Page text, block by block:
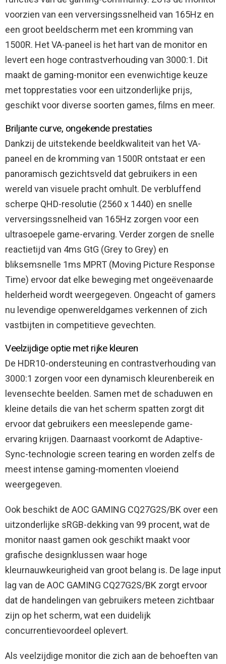
voorzien van een verversingssnelheid van 165Hz en
een groot beeldscherm met een kromming van
1500R. Het VA-paneel is het hart van de monitor en
levert een hoge contrastverhouding van 3000:1. Dit
maakt de gaming-monitor een evenwichtige keuze
met topprestaties voor een uitzonderlijke prijs,
geschikt voor diverse soorten games, films en meer.
Briljante curve, ongekende prestaties
Dankzij de uitstekende beeldkwaliteit van het VA-
paneel en de kromming van 1500R ontstaat er een
panoramisch gezichtsveld dat gebruikers in een
wereld van visuele pracht omhult. De verbluffend
scherpe QHD-resolutie (2560 x 1440) en snelle
verversingssnelheid van 165Hz zorgen voor een
ultrasoepele game-ervaring. Verder zorgen de snelle
reactietijd van 4ms GtG (Grey to Grey) en
bliksemsnelle 1ms MPRT (Moving Picture Response
Time) ervoor dat elke beweging met ongeëvenaarde
helderheid wordt weergegeven. Ongeacht of gamers
nu levendige openwereldgames verkennen of zich
vastbijten in competitieve gevechten.
Veelzijdige optie met rijke kleuren
De HDR10-ondersteuning en contrastverhouding van
3000:1 zorgen voor een dynamisch kleurenbereik en
levensechte beelden. Samen met de schaduwen en
kleine details die van het scherm spatten zorgt dit
ervoor dat gebruikers een meeslepende game-
ervaring krijgen. Daarnaast voorkomt de Adaptive-
Sync-technologie screen tearing en worden zelfs de
meest intense gaming-momenten vloeiend
weergegeven.
Ook beschikt de AOC GAMING CQ27G2S/BK over een
uitzonderlijke sRGB-dekking van 99 procent, wat de
monitor naast gamen ook geschikt maakt voor
grafische designklussen waar hoge
kleurnauwkeurigheid van groot belang is. De lage input
lag van de AOC GAMING CQ27G2S/BK zorgt ervoor
dat de handelingen van gebruikers meteen zichtbaar
zijn op het scherm, wat een duidelijk
concurrentievoordeel oplevert.
Als veelzijdige monitor die zich aan de behoeften van